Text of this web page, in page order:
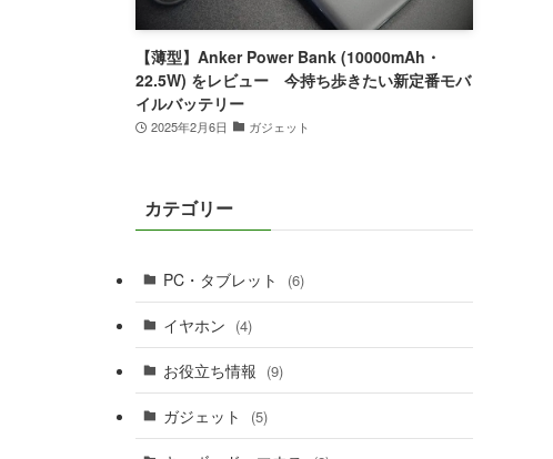
【薄型】Anker Power Bank (10000mAh・
22.5W) をレビュー 今持ち歩きたい新定番モバ
イルバッテリー
2025年2月6日 ガジェット
カテゴリー
PC・タブレット (6)
イヤホン (4)
お役立ち情報 (9)
ガジェット (5)